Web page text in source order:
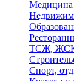
Медицина
ТСЖ,
Спорт,